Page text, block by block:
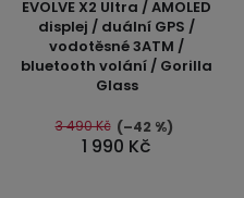
EVOLVE X2 Ultra / AMOLED
displej / duální GPS /
vodotěsné 3ATM /
bluetooth volání / Gorilla
Glass
produktu
je
5,0
5
hvězdiček.
1 990 Kč
3 490 Kč (–42 %)